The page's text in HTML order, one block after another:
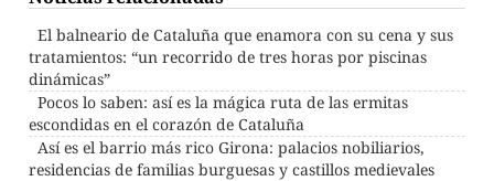
El balneario de Cataluña que enamora con su cena y sus
tratamientos: “un recorrido de tres horas por piscinas
dinámicas”
Pocos lo saben: así es la mágica ruta de las ermitas
escondidas en el corazón de Cataluña
Así es el barrio más rico Girona: palacios nobiliarios,
residencias de familias burguesas y castillos medievales